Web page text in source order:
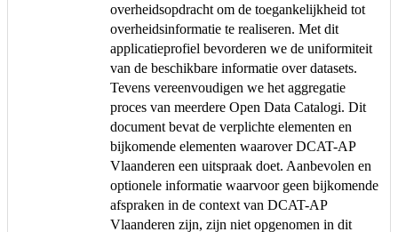
overheidsopdracht om de toegankelijkheid tot
overheidsinformatie te realiseren. Met dit
applicatieprofiel bevorderen we de uniformiteit
van de beschikbare informatie over datasets.
Tevens vereenvoudigen we het aggregatie
proces van meerdere Open Data Catalogi. Dit
document bevat de verplichte elementen en
bijkomende elementen waarover DCAT-AP
Vlaanderen een uitspraak doet. Aanbevolen en
optionele informatie waarvoor geen bijkomende
afspraken in de context van DCAT-AP
Vlaanderen zijn, zijn niet opgenomen in dit